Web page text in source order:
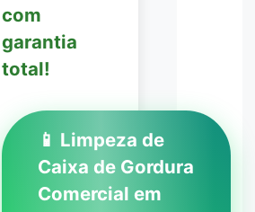
com
garantia
total!
📱 Limpeza de
Caixa de Gordura
Comercial em